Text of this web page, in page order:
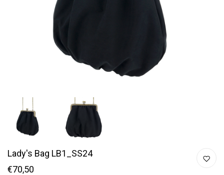
Lady's Bag LB1_SS24
€70,50